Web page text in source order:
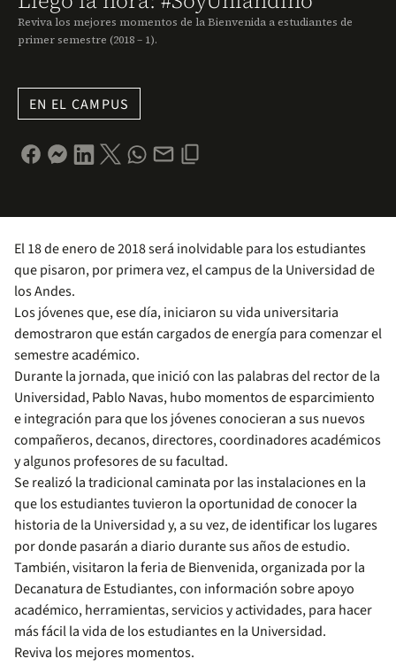
Reviva los mejores momentos de la Bienvenida a estudiantes de
primer semestre (2018 – 1).
EN EL CAMPUS
El 18 de enero de 2018 será inolvidable para los estudiantes
que pisaron, por primera vez, el campus de la Universidad de
los Andes.
Los jóvenes que, ese día, iniciaron su vida universitaria
demostraron que están cargados de energía para comenzar el
semestre académico.
Durante la jornada, que inició con las palabras del rector de la
Universidad, Pablo Navas, hubo momentos de esparcimiento
e integración para que los jóvenes conocieran a sus nuevos
compañeros, decanos, directores, coordinadores académicos
y algunos profesores de su facultad.
Se realizó la tradicional caminata por las instalaciones en la
que los estudiantes tuvieron la oportunidad de conocer la
historia de la Universidad y, a su vez, de identificar los lugares
por donde pasarán a diario durante sus años de estudio.
También, visitaron la feria de Bienvenida, organizada por la
Decanatura de Estudiantes, con información sobre apoyo
académico, herramientas, servicios y actividades, para hacer
más fácil la vida de los estudiantes en la Universidad.
Reviva los mejores momentos.